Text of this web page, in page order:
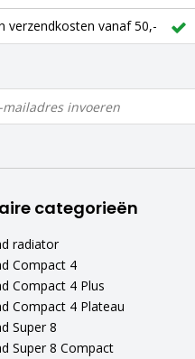
verzendkosten vanaf 50,-
categorieën
radiator
Compact 4
Compact 4 Plus
Compact 4 Plateau
Super 8
Super 8 Compact